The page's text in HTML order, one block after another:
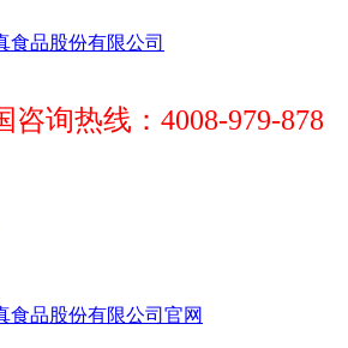
咨询热线：4008-979-878